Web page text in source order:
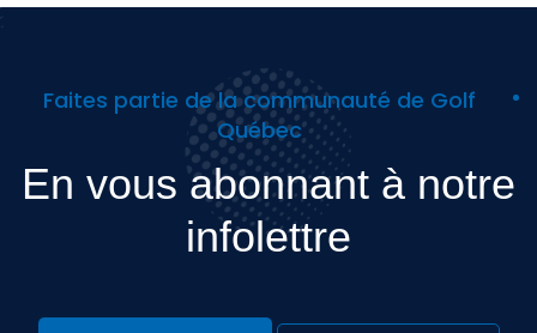
Faites partie de la communauté de Golf
Québec
En vous abonnant à notre
infolettre